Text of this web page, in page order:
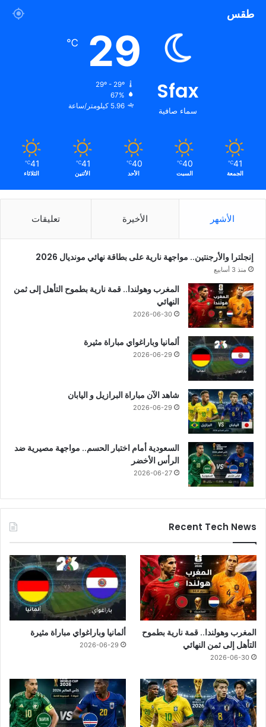
طقس
Sfax
سماء صافية
29
℃
29º - 29º
67%
5.96 كيلومتر/ساعة
41
℃
الجمعة
40
℃
السبت
40
℃
الأحد
41
℃
الأثنين
41
℃
الثلاثاء
الأشهر الأخيرة تعليقات
إنجلترا والأرجنتين.. مواجهة نارية على بطاقة نهائي مونديال 2026
منذ 3 أسابيع
المغرب وهولندا.. قمة نارية بطموح التأهل إلى ثمن
النهائي
2026-06-30
ألمانيا وباراغواي مباراة مثيرة
2026-06-29
شاهد الآن مباراة البرازيل و اليابان
2026-06-29
السعودية أمام اختبار الحسم.. مواجهة مصيرية ضد
الرأس الأخضر
2026-06-27
Recent Tech News
المغرب وهولندا.. قمة نارية بطموح
التأهل إلى ثمن النهائي
2026-06-30
ألمانيا وباراغواي مباراة مثيرة
2026-06-29